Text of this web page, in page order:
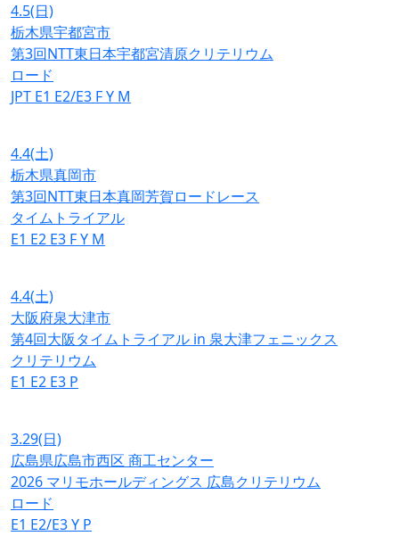
4.5(日)
栃木県宇都宮市
第3回NTT東日本宇都宮清原クリテリウム
ロード
JPT E1 E2/E3 FY M
4.4(土)
栃木県真岡市
第3回NTT東日本真岡芳賀ロードレース
タイムトライアル
E1 E2 E3 FY M
4.4(土)
大阪府泉大津市
第4回大阪タイムトライアル in 泉大津フェニックス
クリテリウム
E1 E2 E3 P
3.29(日)
広島県広島市西区 商工センター
2026 マリモホールディングス 広島クリテリウム
ロード
E1 E2/E3Y P